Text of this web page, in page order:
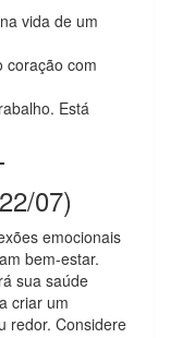
vida de um
coração com
Está
07)
emocionais
bem-estar.
sua saúde
criar um
redor. Considere